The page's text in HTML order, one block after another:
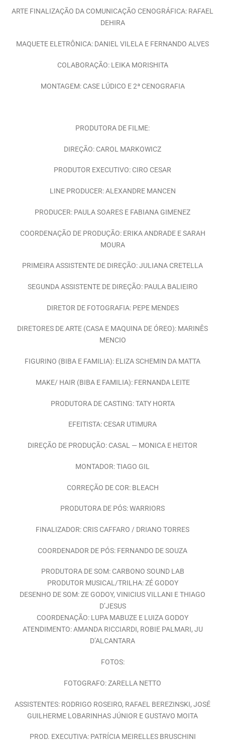
ARTE FINALIZAÇÃO DA COMUNICAÇÃO CENOGRÁFICA: RAFAEL
DEHIRA
MAQUETE ELETRÔNICA: DANIEL VILELA E FERNANDO ALVES
COLABORAÇÃO: LEIKA MORISHITA
MONTAGEM: CASE LÚDICO E 2ª CENOGRAFIA
PRODUTORA DE FILME:
DIREÇÃO: CAROL MARKOWICZ
PRODUTOR EXECUTIVO: CIRO CESAR
LINE PRODUCER: ALEXANDRE MANCEN
PRODUCER: PAULA SOARES E FABIANA GIMENEZ
COORDENAÇÃO DE PRODUÇÃO: ERIKA ANDRADE E SARAH
MOURA
PRIMEIRA ASSISTENTE DE DIREÇÃO: JULIANA CRETELLA
SEGUNDA ASSISTENTE DE DIREÇÃO: PAULA BALIEIRO
DIRETOR DE FOTOGRAFIA: PEPE MENDES
DIRETORES DE ARTE (CASA E MAQUINA DE ÓREO): MARINÊS
MENCIO
FIGURINO (BIBA E FAMILIA): ELIZA SCHEMIN DA MATTA
MAKE/ HAIR (BIBA E FAMILIA): FERNANDA LEITE
PRODUTORA DE CASTING: TATY HORTA
EFEITISTA: CESAR UTIMURA
DIREÇÃO DE PRODUÇÃO: CASAL — MONICA E HEITOR
MONTADOR: TIAGO GIL
CORREÇÃO DE COR: BLEACH
PRODUTORA DE PÓS: WARRIORS
FINALIZADOR: CRIS CAFFARO / DRIANO TORRES
COORDENADOR DE PÓS: FERNANDO DE SOUZA
PRODUTORA DE SOM: CARBONO SOUND LAB
PRODUTOR MUSICAL/TRILHA: ZÉ GODOY
DESENHO DE SOM: ZE GODOY, VINICIUS VILLANI E THIAGO
D’JESUS
COORDENAÇÃO: LUPA MABUZE E LUIZA GODOY
ATENDIMENTO: AMANDA RICCIARDI, ROBIE PALMARI, JU
D’ALCANTARA
FOTOS:
FOTOGRAFO: ZARELLA NETTO
ASSISTENTES: RODRIGO ROSEIRO, RAFAEL BEREZINSKI, JOSÉ
GUILHERME LOBARINHAS JÚNIOR E GUSTAVO MOITA
PROD. EXECUTIVA: PATRÍCIA MEIRELLES BRUSCHINI